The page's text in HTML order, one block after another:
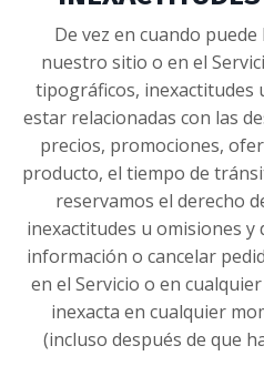
De vez en cuando
nuestro sitio o en el
tipográficos, inexactitudes
estar relacionadas con las
precios, promociones,
producto, el tiempo de
reservamos el derecho
inexactitudes u omisiones y
información o cancelar
en el Servicio o en
inexacta en cualquier
(incluso después de que